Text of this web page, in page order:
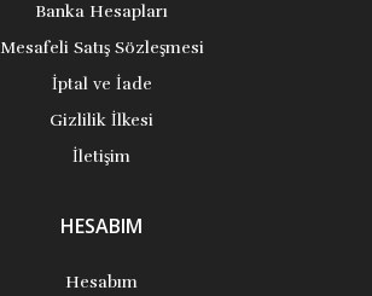
Banka Hesapları
Mesafeli Satış Sözleşmesi
İptal ve İade
Gizlilik İlkesi
İletişim
HESABIM
Hesabım